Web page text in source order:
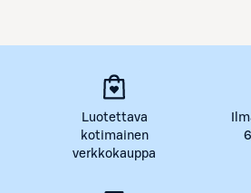
Luotettava
kotimainen
verkkokauppa